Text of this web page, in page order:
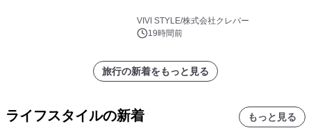
VIVI STYLE/株式会社クレバー
19時間前
旅行の新着をもっと見る
ライフスタイルの新着 もっと見る